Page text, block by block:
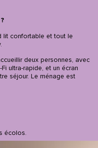
lit confortable et tout le
deux personnes, avec
ultra-rapide, et un écran
séjour. Le ménage est
écolos.